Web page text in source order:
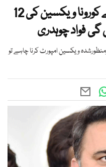
چینی کمپنی ’سائنوفارم‘ سے کورونا ویکسین کی 12
فواد چوہدری
ویکسین امپورٹ کرنا چاہے تو